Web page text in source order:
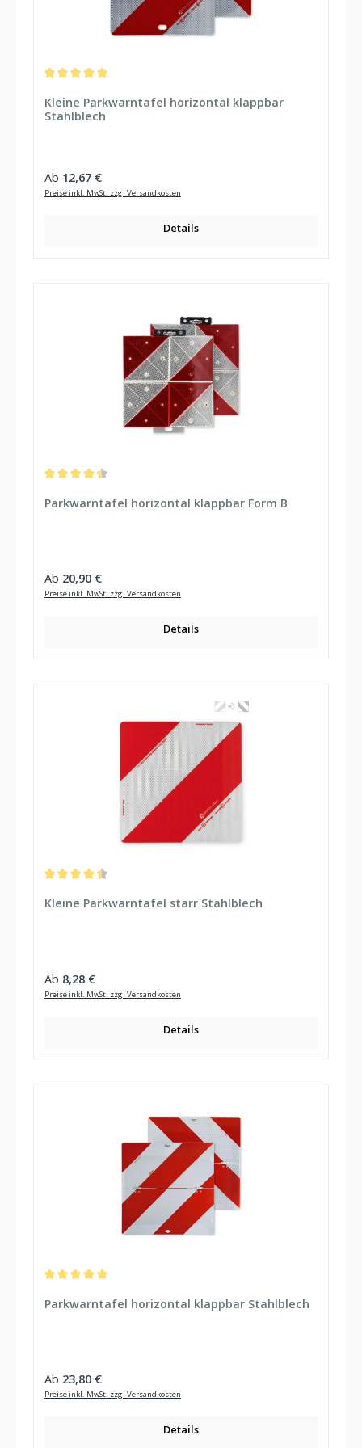
Kleine Parkwarntafel horizontal klappbar
Stahlblech
Regulärer Preis:
Ab 12,67 €
Preise inkl. MwSt. zzgl Versandkosten
Details
Parkwarntafel horizontal klappbar Form B
Regulärer Preis:
Ab 20,90 €
Preise inkl. MwSt. zzgl Versandkosten
Details
Kleine Parkwarntafel starr Stahlblech
Regulärer Preis:
Ab 8,28 €
Preise inkl. MwSt. zzgl Versandkosten
Details
Parkwarntafel horizontal klappbar Stahlblech
Regulärer Preis:
Ab 23,80 €
Preise inkl. MwSt. zzgl Versandkosten
Details